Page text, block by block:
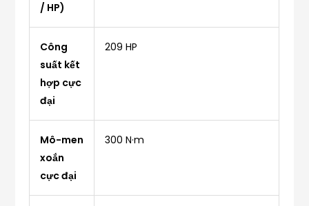
/ HP)
Công
suất kết
hợp cực
đại
209 HP
Mô-men
xoắn
cực đại
300 N·m